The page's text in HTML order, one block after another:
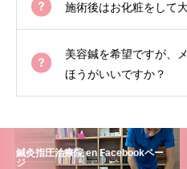
施術後はお化粧をして
美容鍼を希望ですが、
ほうがいいですか？
鍼灸指圧治療院 en Facebookペー
ジ